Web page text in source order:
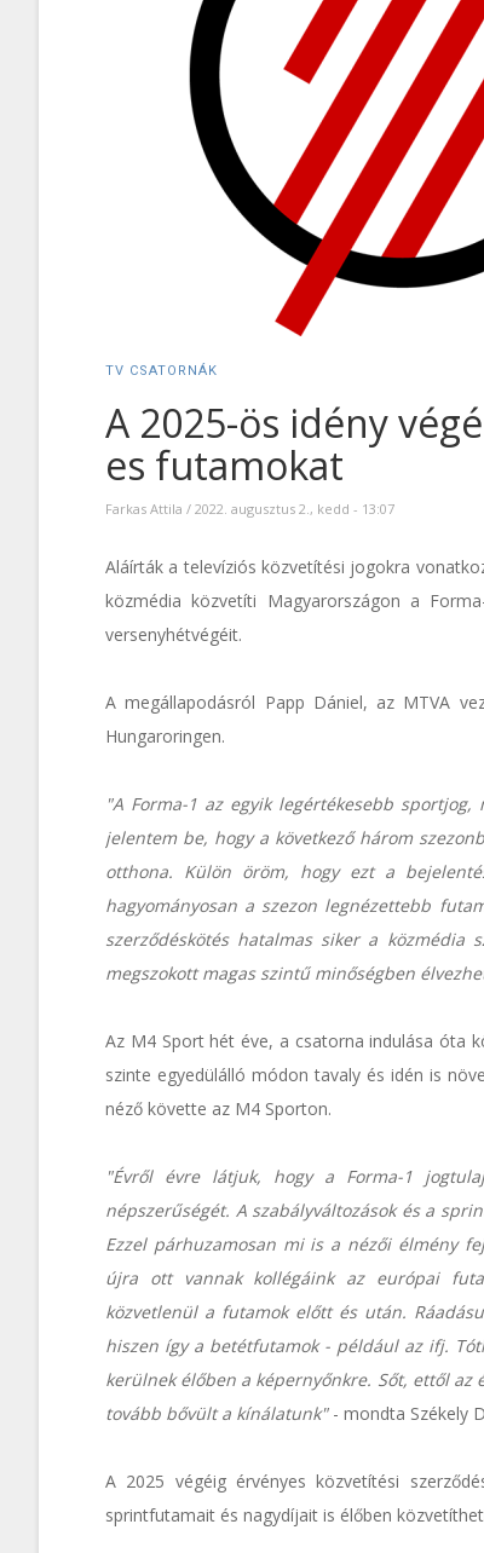
TV CSATORNÁK
A 2025-ös idény
es futamokat
Farkas Attila / 2022. augusztus 2., kedd - 13:07
Aláírták a televíziós közvetítési jogokra
közmédia közvetíti Magyarországon a
versenyhétvégéit.
A megállapodásról Papp Dániel, az MTVA
Hungaroringen.
"A Forma-1 az egyik legértékesebb
jelentem be, hogy a következő három
otthona. Külön öröm, hogy ezt a
hagyományosan a szezon legnézettebb
szerződéskötés hatalmas siker a
megszokott magas szintű minőségben
Az M4 Sport hét éve, a csatorna indulása óta
szinte egyedülálló módon tavaly és idén is
néző követte az M4 Sporton.
"Évről évre látjuk, hogy a Forma-1
népszerűségét. A szabályváltozások és a
Ezzel párhuzamosan mi is a nézői élmény
újra ott vannak kollégáink az európai
közvetlenül a futamok előtt és után.
hiszen így a betétfutamok - például az ifj.
kerülnek élőben a képernyőnkre. Sőt, ettől
tovább bővült a kínálatunk"- mondta Székely
A 2025 végéig érvényes közvetítési
sprintfutamait és nagydíjait is élőben